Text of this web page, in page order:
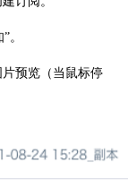
。
预览（当鼠标停